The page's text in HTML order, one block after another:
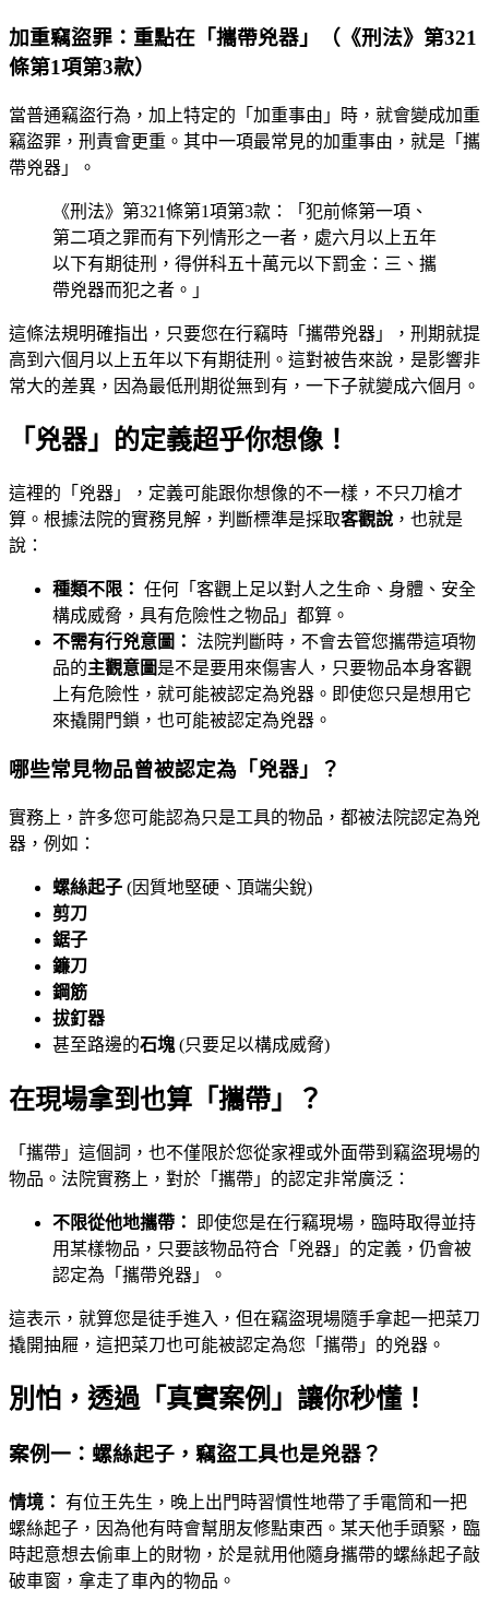
加重竊盜罪：重點在「攜帶兇器」（《刑法》第321
條第1項第3款）
當普通竊盜行為，加上特定的「加重事由」時，就會變成加重
竊盜罪，刑責會更重。其中一項最常見的加重事由，就是「攜
帶兇器」。
《刑法》第321條第1項第3款：「犯前條第一項、
第二項之罪而有下列情形之一者，處六月以上五年
以下有期徒刑，得併科五十萬元以下罰金：三、攜
帶兇器而犯之者。」
這條法規明確指出，只要您在行竊時「攜帶兇器」，刑期就提
高到六個月以上五年以下有期徒刑。這對被告來說，是影響非
常大的差異，因為最低刑期從無到有，一下子就變成六個月。
「兇器」的定義超乎你想像！
這裡的「兇器」，定義可能跟你想像的不一樣，不只刀槍才
算。根據法院的實務見解，判斷標準是採取客觀說 ，也就是
說：
種類不限： 任何「客觀上足以對人之生命、身體、安全
構成威脅，具有危險性之物品」都算。
不需有行兇意圖： 法院判斷時，不會去管您攜帶這項物
品的主觀意圖是不是要用來傷害人，只要物品本身客觀
上有危險性，就可能被認定為兇器。即使您只是想用它
來撬開門鎖，也可能被認定為兇器。
哪些常見物品曾被認定為「兇器」？
實務上，許多您可能認為只是工具的物品，都被法院認定為兇
器，例如：
螺絲起子 (因質地堅硬、頂端尖銳)
剪刀
鋸子
鐮刀
鋼筋
拔釘器
甚至路邊的石塊 (只要足以構成威脅)
在現場拿到也算「攜帶」？
「攜帶」這個詞，也不僅限於您從家裡或外面帶到竊盜現場的
物品。法院實務上，對於「攜帶」的認定非常廣泛：
不限從他地攜帶：
即使您是在行竊現場，臨時取得並持
用某樣物品，只要該物品符合「兇器」的定義，仍會被
認定為「攜帶兇器」。
這表示，就算您是徒手進入，但在竊盜現場隨手拿起一把菜刀
撬開抽屜，這把菜刀也可能被認定為您「攜帶」的兇器。
別怕，透過「真實案例」讓你秒懂！
案例一：螺絲起子，竊盜工具也是兇器？
情境：
有位王先生，晚上出門時習慣性地帶了手電筒和一把
螺絲起子，因為他有時會幫朋友修點東西。某天他手頭緊，臨
時起意想去偷車上的財物，於是就用他隨身攜帶的螺絲起子敲
破車窗，拿走了車內的物品。